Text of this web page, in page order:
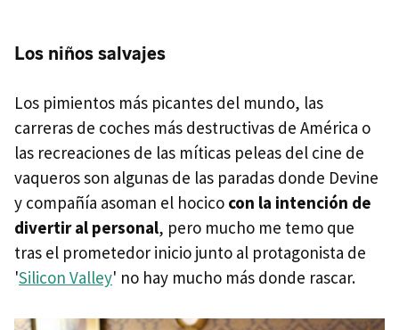
Los niños salvajes
Los pimientos más picantes del mundo, las
carreras de coches más destructivas de América o
las recreaciones de las míticas peleas del cine de
vaqueros son algunas de las paradas donde Devine
y compañía asoman el hocico con la intención de
divertir al personal, pero mucho me temo que
tras el prometedor inicio junto al protagonista de
'Silicon Valley' no hay mucho más donde rascar.